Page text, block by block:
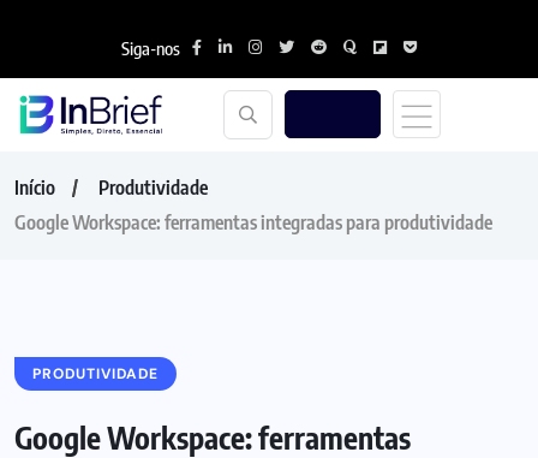
Siga-nos
Início
Produtividade
Google Workspace: ferramentas integradas para produtividade
PRODUTIVIDADE
Google Workspace: ferramentas